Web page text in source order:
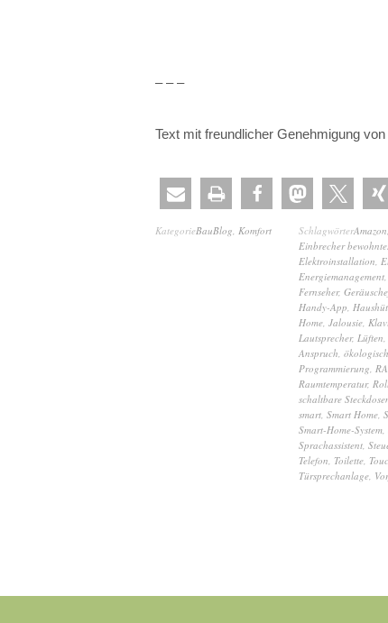
– – –
Text mit freundlicher Genehmigung von
KategorieBauBlog Komfort SchlagwörterAmazon
Einbrecher
Elektroinstallation
Energiemanagement
Fernseher,
Handy-App
Home Jalousie
Lautsprecher, Lüften
Anspruch
Programmierung
Raumtemperatur,
schaltbare
smart Smart Home
Smart-Home-System
Sprachassistent
Telefon Toilette
Türsprechanlage